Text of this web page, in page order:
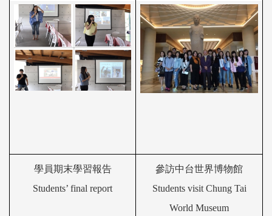
學員期末學習報告
Students’ final report
參訪中台世界博物館
Students visit Chung Tai
World Museum